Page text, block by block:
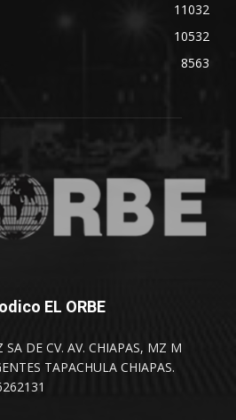
11032
10532
8563
EL ORBE
DE CV. AV. CHIAPAS, MZ M
TAPACHULA CHIAPAS.